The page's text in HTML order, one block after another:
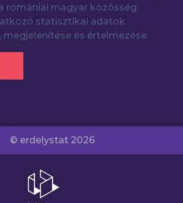
romániai magyar közösség
statisztikai adatok
megjelenítése és értelmezése.
© erdelystat 2026